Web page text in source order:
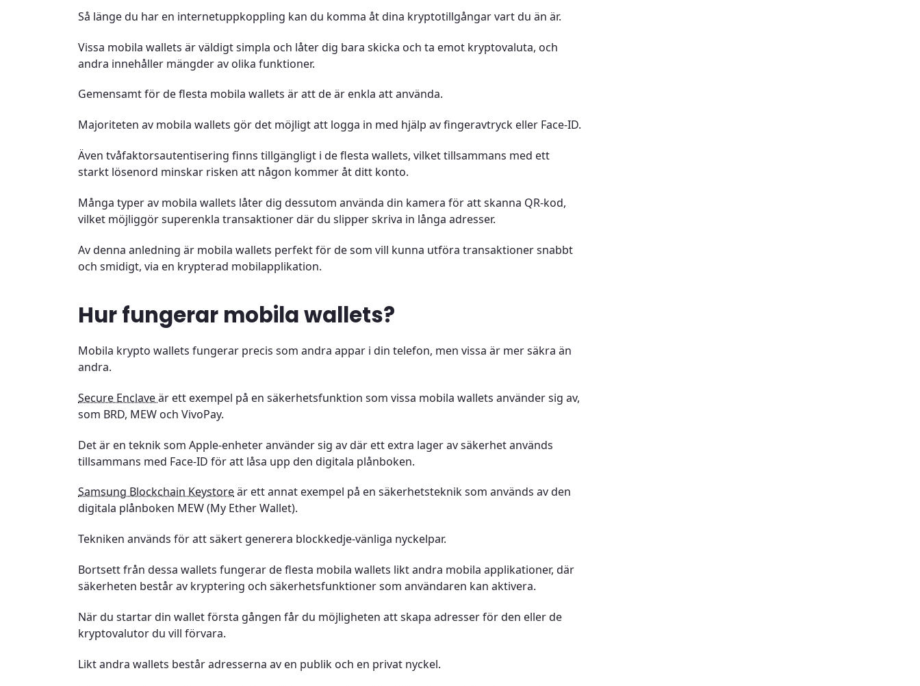
Så länge du har en internetuppkoppling kan du komma åt dina kryptotillgångar vart du än är.
Vissa mobila wallets är väldigt simpla och låter dig bara skicka och ta emot kryptovaluta, och
andra innehåller mängder av olika funktioner.
Gemensamt för de flesta mobila wallets är att de är enkla att använda.
Majoriteten av mobila wallets gör det möjligt att logga in med hjälp av fingeravtryck eller Face-ID.
Även tvåfaktorsautentisering finns tillgängligt i de flesta wallets, vilket tillsammans med ett
starkt lösenord minskar risken att någon kommer åt ditt konto.
Många typer av mobila wallets låter dig dessutom använda din kamera för att skanna QR-kod,
vilket möjliggör superenkla transaktioner där du slipper skriva in långa adresser.
Av denna anledning är mobila wallets perfekt för de som vill kunna utföra transaktioner snabbt
och smidigt, via en krypterad mobilapplikation.
Hur fungerar mobila wallets?
Mobila krypto wallets fungerar precis som andra appar i din telefon, men vissa är mer säkra än
andra.
Secure Enclaveär ett exempel på en säkerhetsfunktion som vissa mobila wallets använder sig av,
som BRD, MEW och VivoPay.
Det är en teknik som Apple-enheter använder sig av där ett extra lager av säkerhet används
tillsammans med Face-ID för att låsa upp den digitala plånboken.
Samsung Blockchain Keystoreär ett annat exempel på en säkerhetsteknik som används av den
digitala plånboken MEW (My Ether Wallet).
Tekniken används för att säkert generera blockkedje-vänliga nyckelpar.
Bortsett från dessa wallets fungerar de flesta mobila wallets likt andra mobila applikationer, där
säkerheten består av kryptering och säkerhetsfunktioner som användaren kan aktivera.
När du startar din wallet första gången får du möjligheten att skapa adresser för den eller de
kryptovalutor du vill förvara.
Likt andra wallets består adresserna av en publik och en privat nyckel.